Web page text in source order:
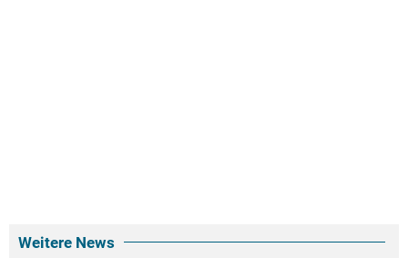
Weitere News